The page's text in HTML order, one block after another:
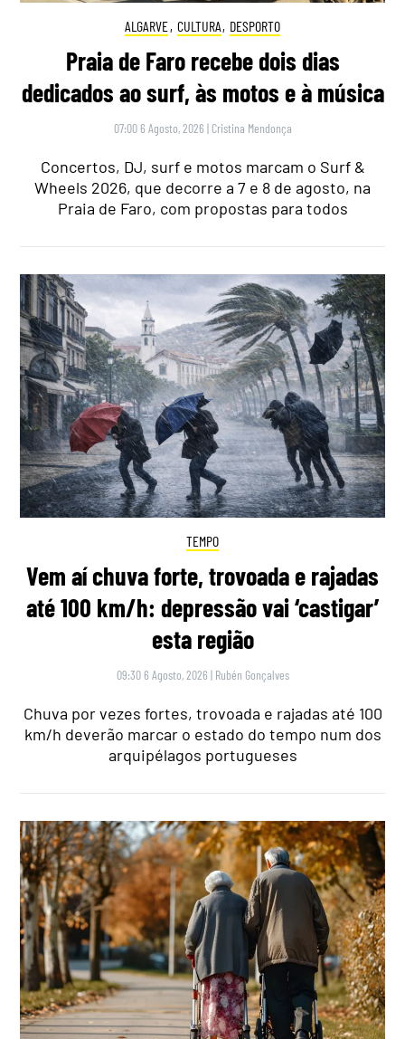
ALGARVE, CULTURA, DESPORTO
Praia de Faro recebe dois dias
dedicados ao surf, às motos e à música
07:00 6 Agosto, 2026 | Cristina Mendonça
Concertos, DJ, surf e motos marcam o Surf &
Wheels 2026, que decorre a 7 e 8 de agosto, na
Praia de Faro, com propostas para todos
TEMPO
Vem aí chuva forte, trovoada e rajadas
até 100 km/h: depressão vai ‘castigar’
esta região
09:30 6 Agosto, 2026 | Rubén Gonçalves
Chuva por vezes fortes, trovoada e rajadas até 100
km/h deverão marcar o estado do tempo num dos
arquipélagos portugueses